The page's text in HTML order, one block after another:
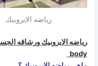
رياضه الايروبيك
body